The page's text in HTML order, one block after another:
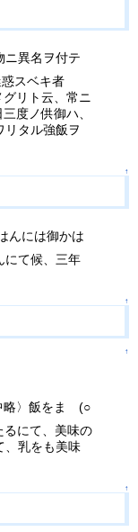
ニ異名ヲ付テ
スベキ者
リト云、常ニ
度ノ供御ハ、
リタル強飯ヲ
↑
んには御かは
にて候、三年
↑
↑
〉飯をまゝ(○
るにて、美味の
、乳をも美味
↑